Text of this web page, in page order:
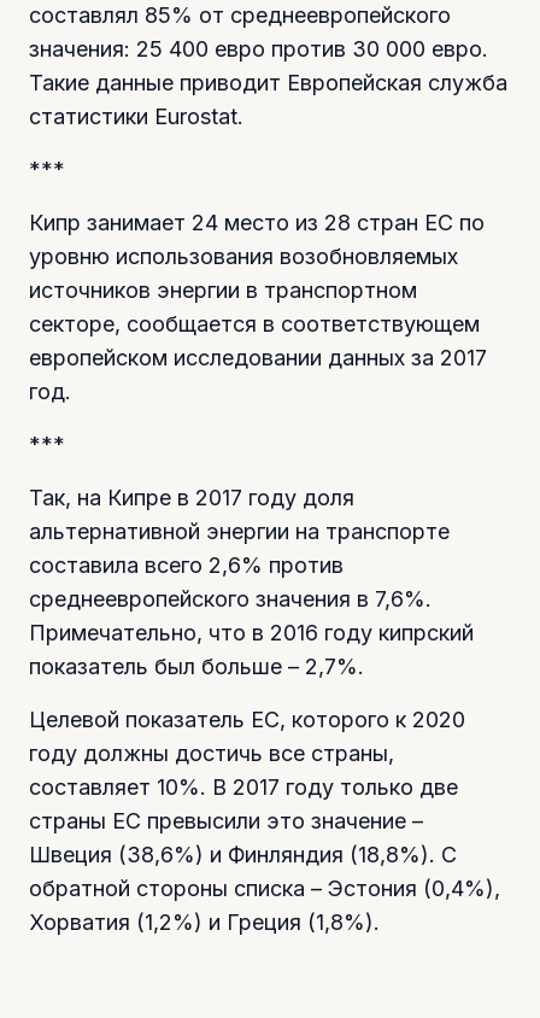
составлял 85% от среднеевропейского
значения: 25 400 евро против 30 000 евро.
Такие данные приводит Европейская служба
статистики Eurostat.
***
Кипр занимает 24 место из 28 стран ЕС по
уровню использования возобновляемых
источников энергии в транспортном
секторе, сообщается в соответствующем
европейском исследовании данных за 2017
год.
***
Так, на Кипре в 2017 году доля
альтернативной энергии на транспорте
составила всего 2,6% против
среднеевропейского значения в 7,6%.
Примечательно, что в 2016 году кипрский
показатель был больше – 2,7%.
Целевой показатель ЕС, которого к 2020
году должны достичь все страны,
составляет 10%. В 2017 году только две
страны ЕС превысили это значение –
Швеция (38,6%) и Финляндия (18,8%). С
обратной стороны списка – Эстония (0,4%),
Хорватия (1,2%) и Греция (1,8%).